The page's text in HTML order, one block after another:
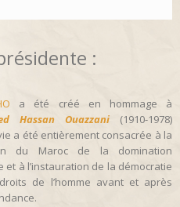
:
a été créé en hommage à
Hassan Ouazzani (1910-1978)
a été entièrement consacrée à la
du Maroc de la domination
et à l’instauration de la démocratie
de l’homme avant et après